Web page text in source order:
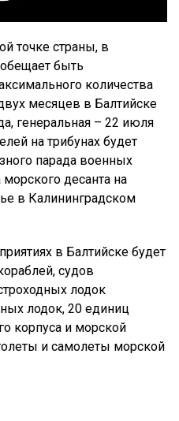
точке страны, в
быть
количества
месяцев в Балтийске
генеральная – 22 июля
на трибунах будет
парада военных
десанта на
в Калининградском
в Балтийске будет
судов
лодок
лодок, 20 единиц
корпуса и морской
и самолеты морской